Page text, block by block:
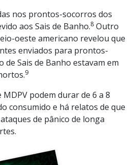
nos prontos-socorros dos
aos Sais de Banho.8 Outro
oeste americano revelou que
enviados para prontos-
de Sais de Banho estavam em
9
podem durar de 6 a 8
consumido e há relatos de que
de pânico de longa